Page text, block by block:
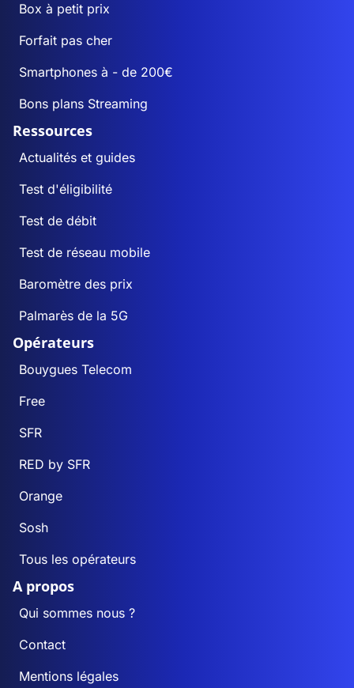
Box à petit prix
Forfait pas cher
Smartphones à - de 200€
Bons plans Streaming
Ressources
Actualités et guides
Test d'éligibilité
Test de débit
Test de réseau mobile
Baromètre des prix
Palmarès de la 5G
Opérateurs
Bouygues Telecom
Free
SFR
RED by SFR
Orange
Sosh
Tous les opérateurs
A propos
Qui sommes nous ?
Contact
Mentions légales